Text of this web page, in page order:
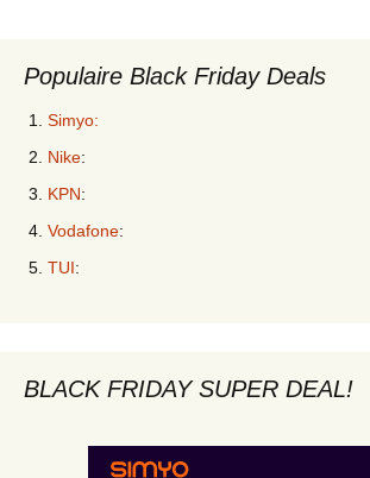
Populaire Black Friday Deals
Simyo:
Nike:
KPN:
Vodafone:
TUI:
BLACK FRIDAY SUPER DEAL!